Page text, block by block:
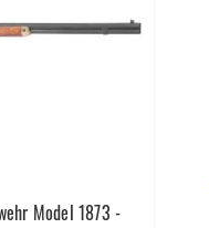
Model 1873 -